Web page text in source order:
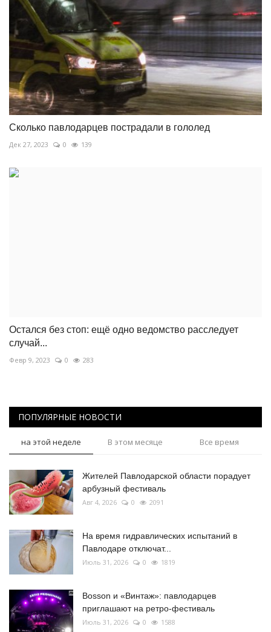
Сколько павлодарцев пострадали в гололед
Дек 27, 2023 0 139
Остался без стоп: ещё одно ведомство расследует
случай...
Февр 9, 2023 0 283
ПОПУЛЯРНЫЕ НОВОСТИ
на этой неделе В этом месяце Все время
Жителей Павлодарской области порадует
арбузный фестиваль
Авг 4, 2026 0 2091
На время гидравлических испытаний в
Павлодаре отключат...
Июль 31, 2026 0 1819
Bosson и «Винтаж»: павлодарцев
приглашают на ретро-фестиваль
Июль 31, 2026 0 1588